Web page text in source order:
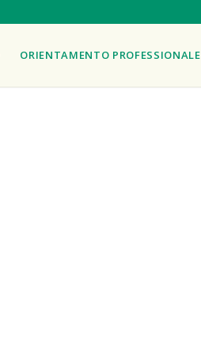
ORIENTAMENTO PROFESSIONALE